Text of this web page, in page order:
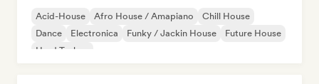
Acid-House Afro House / Amapiano
Chill House
Dance
Electronica Funky / Jackin House
Future House
Hard Techno